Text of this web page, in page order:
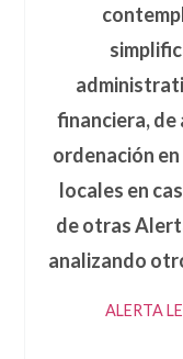
financiera, de
ordenación
locales en
de otras
analizando
ALERTA